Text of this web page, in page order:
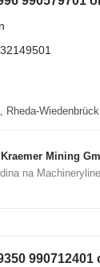
Rheda-Wiedenbrück
Kraemer Mining
na Machineryline